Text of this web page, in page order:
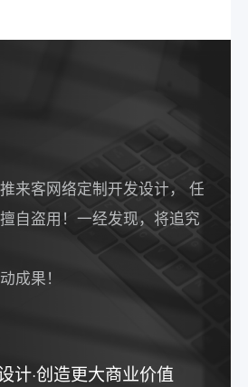
来客网络定制开发设计， 任
自盗用！一经发现，将追究
成果！
计·创造更大商业价值